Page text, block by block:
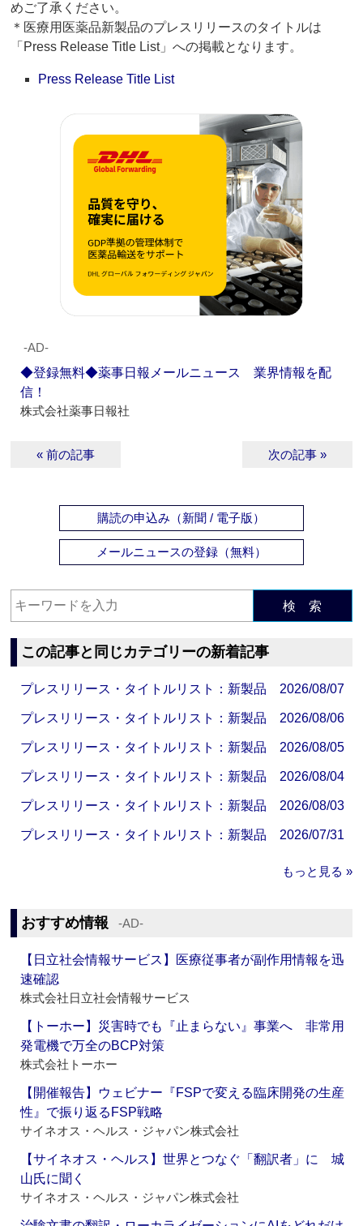
めご了承ください。
＊医療用医薬品新製品のプレスリリースのタイトルは
「Press Release Title List」への掲載となります。
Press Release Title List
‐AD‐
◆登録無料◆薬事日報メールニュース 業界情報を配
信！
株式会社薬事日報社
« 前の記事 次の記事 »
購読の申込み（新聞 / 電子版）
メールニュースの登録（無料）
検 索
この記事と同じカテゴリーの新着記事
プレスリリース・タイトルリスト：新製品 2026/08/07
プレスリリース・タイトルリスト：新製品 2026/08/06
プレスリリース・タイトルリスト：新製品 2026/08/05
プレスリリース・タイトルリスト：新製品 2026/08/04
プレスリリース・タイトルリスト：新製品 2026/08/03
プレスリリース・タイトルリスト：新製品 2026/07/31
もっと見る »
おすすめ情報 ‐AD‐
【日立社会情報サービス】医療従事者が副作用情報を迅
速確認
株式会社日立社会情報サービス
【トーホー】災害時でも『止まらない』事業へ 非常用
発電機で万全のBCP対策
株式会社トーホー
【開催報告】ウェビナー『FSPで変える臨床開発の生産
性』で振り返るFSP戦略
サイネオス・ヘルス・ジャパン株式会社
【サイネオス・ヘルス】世界とつなぐ「翻訳者」に 城
山氏に聞く
サイネオス・ヘルス・ジャパン株式会社